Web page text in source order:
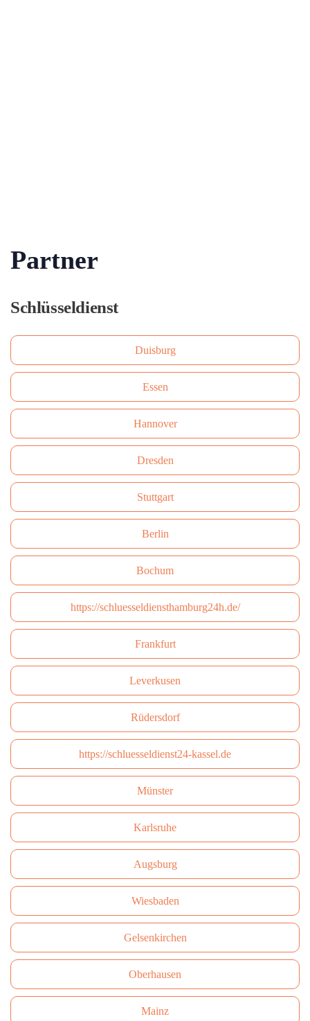
Partner
Schlüsseldienst
Duisburg
Essen
Hannover
Dresden
Stuttgart
Berlin
Bochum
https://schluesseldiensthamburg24h.de/
Frankfurt
Leverkusen
Rüdersdorf
https://schluesseldienst24-kassel.de
Münster
Karlsruhe
Augsburg
Wiesbaden
Gelsenkirchen
Oberhausen
Mainz